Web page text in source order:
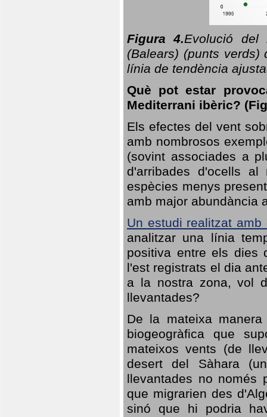
Figura 4.Evolució del
(Balears) (punts
línia de tendència
Què pot estar
Mediterrani ibèric?
Els efectes del vent
amb nombrosos
(sovint associades a
d'arribades d'ocells
espècies menys
amb major abundància
Un estudi realitzat amb
analitzar una línia
positiva entre els dies
l'est registrats el dia
a la nostra zona, vol
llevantades?
De la mateixa
biogeogràfica que
mateixos vents (de
desert del Sàhara
llevantades no només
que migrarien des
sinó que hi podria